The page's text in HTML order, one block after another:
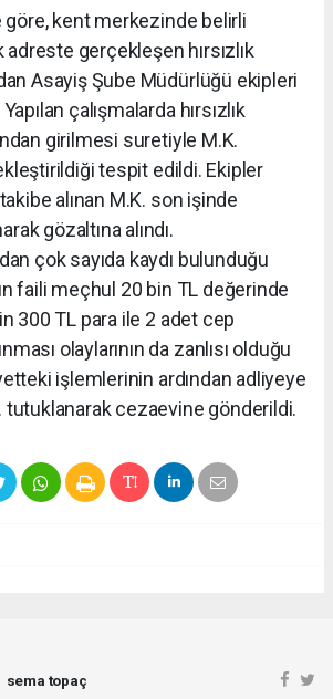
göre, kent merkezinde belirli
adreste gerçekleşen hırsızlık
Asayiş Şube Müdürlüğü ekipleri
çalışmalarda hırsızlık
girilmesi suretiyle M.K.
tespit edildi. Ekipler
alınan M.K. son işinde
gözaltına alındı.
çok sayıda kaydı bulunduğu
faili meçhul 20 bin TL değerinde
300 TL para ile 2 adet cep
olaylarının da zanlısı olduğu
işlemlerinin ardından adliyeye
tutuklanarak cezaevine gönderildi.
sema topaç